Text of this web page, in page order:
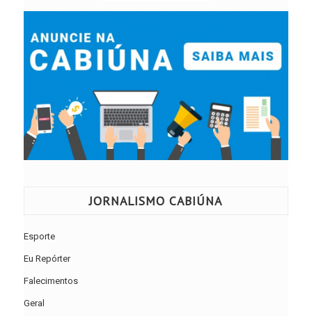
JORNALISMO CABIÚNA
Esporte
Eu Repórter
Falecimentos
Geral